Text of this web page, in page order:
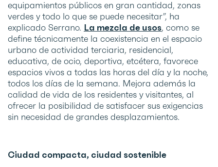
equipamientos públicos en gran cantidad, zonas
verdes y todo lo que se puede necesitar”, ha
explicado Serrano. La mezcla de usos, como se
define técnicamente la coexistencia en el espacio
urbano de actividad terciaria, residencial,
educativa, de ocio, deportiva, etcétera, favorece
espacios vivos a todas las horas del día y la noche,
todos los días de la semana. Mejora además la
calidad de vida de los residentes y visitantes, al
ofrecer la posibilidad de satisfacer sus exigencias
sin necesidad de grandes desplazamientos.
Ciudad compacta, ciudad sostenible